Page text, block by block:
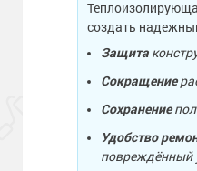
создать
Защита
Сокращение
Сохранение
Удобство
повреждённый